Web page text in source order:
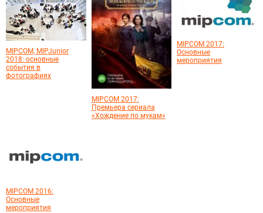
MIPCOM, MIPJunior
2018: основные
события в
фотографиях
MIPCOM 2017:
Премьера сериала
«Хождение по мукам»
MIPCOM 2017:
Основные
мероприятия
MIPCOM 2016:
Основные
мероприятия